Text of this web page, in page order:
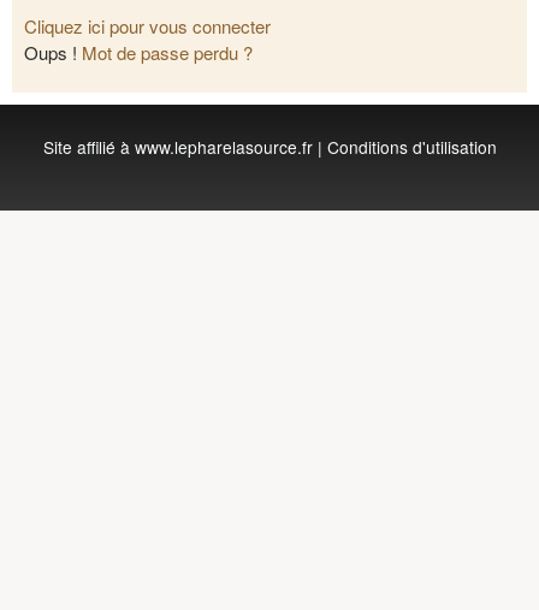
Cliquez ici pour vous connecter
Oups ! Mot de passe perdu ?
Site affilié à www.lepharelasource.fr| Conditions d'utilisation